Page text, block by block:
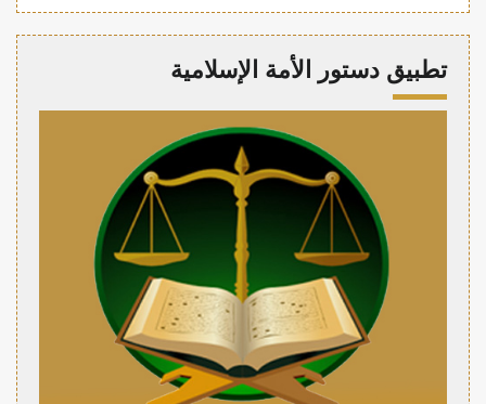
تطبيق دستور الأمة الإسلامية